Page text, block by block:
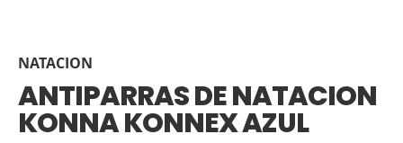
NATACION
ANTIPARRAS DE NATACION
KONNA KONNEX AZUL